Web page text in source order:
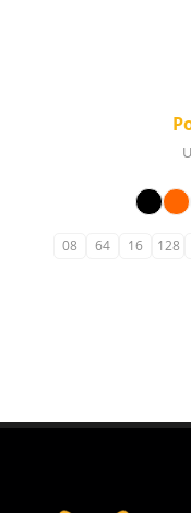
08 64 16 128